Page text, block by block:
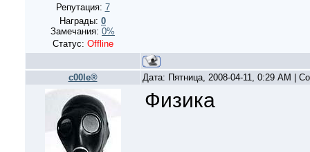
Репутация: 7
Награды: 0
Замечания: 0%
Статус: Offline
c00le® Дата: Пятница, 2008-04-11, 0:29 AM |
Физика